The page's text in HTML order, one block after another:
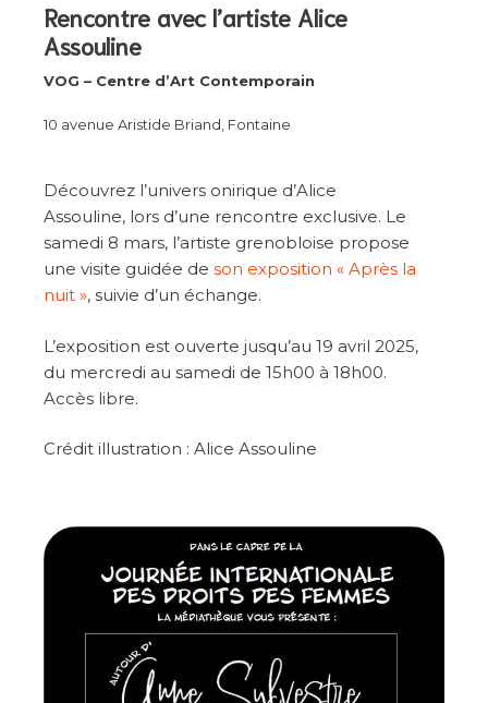
Rencontre avec l’artiste Alice
Assouline
VOG – Centre d’Art Contemporain
10 avenue Aristide Briand, Fontaine
Découvrez l’univers onirique d’Alice
Assouline, lors d’une rencontre exclusive. Le
samedi 8 mars, l’artiste grenobloise propose
une visite guidée de son exposition « Après la
nuit », suivie d’un échange.
L’exposition est ouverte jusqu’au 19 avril 2025,
du mercredi au samedi de 15h00 à 18h00.
Accès libre.
Crédit illustration : Alice Assouline